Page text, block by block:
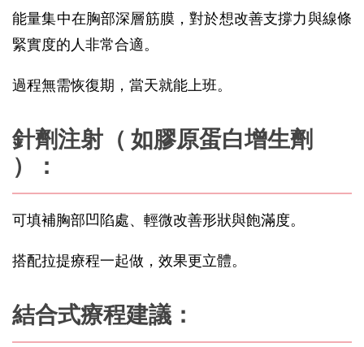
能量集中在胸部深層筋膜，對於想改善支撐力與線條
緊實度的人非常合適。
過程無需恢復期，當天就能上班。
針劑注射（ 如膠原蛋白增生劑
）：
可填補胸部凹陷處、輕微改善形狀與飽滿度。
搭配拉提療程一起做，效果更立體。
結合式療程建議：